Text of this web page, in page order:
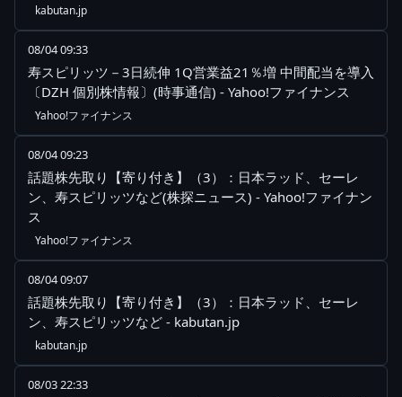
kabutan.jp
08/04 09:33
寿スピリッツ－3日続伸 1Q営業益21％増 中間配当を導入
〔DZH 個別株情報〕(時事通信) - Yahoo!ファイナンス
Yahoo!ファイナンス
08/04 09:23
話題株先取り【寄り付き】（3）：日本ラッド、セーレ
ン、寿スピリッツなど(株探ニュース) - Yahoo!ファイナン
ス
Yahoo!ファイナンス
08/04 09:07
話題株先取り【寄り付き】（3）：日本ラッド、セーレ
ン、寿スピリッツなど - kabutan.jp
kabutan.jp
08/03 22:33